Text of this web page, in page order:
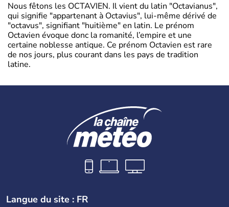
Nous fêtons les OCTAVIEN. Il vient du latin "Octavianus",
qui signifie "appartenant à Octavius", lui-même dérivé de
"octavus", signifiant "huitième" en latin. Le prénom
Octavien évoque donc la romanité, l’empire et une
certaine noblesse antique. Ce prénom Octavien est rare
de nos jours, plus courant dans les pays de tradition
latine.
Langue du site : FR